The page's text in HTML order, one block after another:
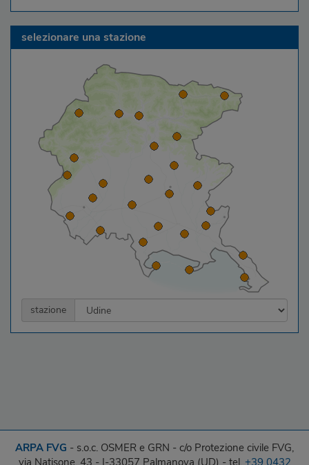
selezionare una stazione
stazione
ARPA FVG - s.o.c. OSMER e GRN - c/o Protezione civile FVG,
via Natisone, 43 - I-33057 Palmanova (UD) - tel. +39 0432